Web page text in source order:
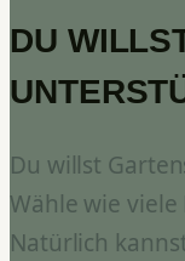
DU
Du willst
Wähle wie
Natürlich